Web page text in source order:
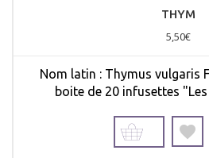
THYM
5,50€
Nom latin : Thymus vulgaris
boite de 20 infusettes "Les